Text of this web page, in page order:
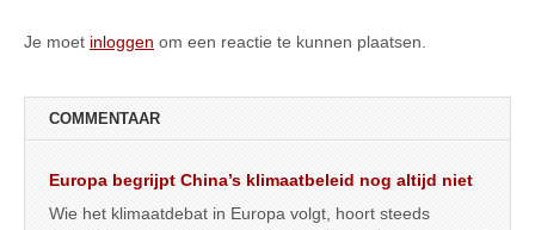
Je moet inloggen om een reactie te kunnen plaatsen.
COMMENTAAR
Europa begrijpt China’s klimaatbeleid nog altijd niet
Wie het klimaatdebat in Europa volgt, hoort steeds